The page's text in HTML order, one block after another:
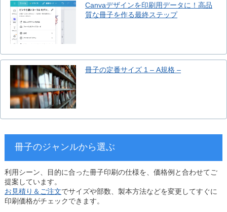
Canvaデザインを印刷用データに！高品
質な冊子を作る最終ステップ
冊子の定番サイズ 1 – A規格 –
冊子のジャンルから選ぶ
利用シーン、目的に合った冊子印刷の仕様を、価格例と合わせてご
提案しています。
お見積り＆ご注文でサイズや部数、製本方法などを変更してすぐに
印刷価格がチェックできます。